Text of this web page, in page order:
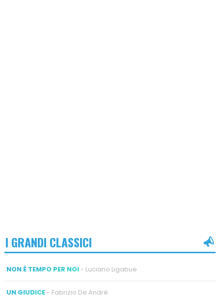
I GRANDI CLASSICI
NON È TEMPO PER NOI- Luciano Ligabue
UN GIUDICE- Fabrizio De André